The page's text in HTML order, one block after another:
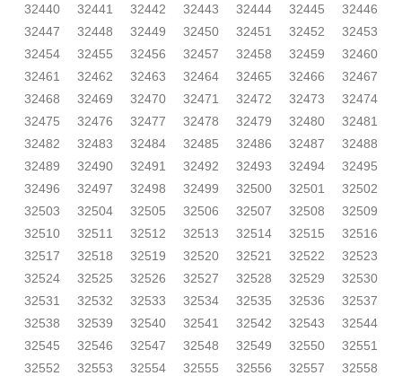
32440
32441 32442 32443 32444 32445
32446
32447
32448 32449 32450 32451 32452
32453
32454
32455 32456 32457 32458 32459
32460
32461
32462 32463 32464 32465 32466
32467
32468
32469 32470 32471 32472 32473
32474
32475
32476 32477 32478 32479 32480
32481
32482
32483 32484 32485 32486 32487
32488
32489
32490 32491 32492 32493 32494
32495
32496
32497 32498 32499 32500 32501
32502
32503
32504 32505 32506 32507 32508
32509
32510
32511 32512 32513 32514 32515
32516
32517
32518 32519 32520 32521 32522
32523
32524
32525 32526 32527 32528 32529
32530
32531
32532 32533 32534 32535 32536
32537
32538
32539 32540 32541 32542 32543
32544
32545
32546 32547 32548 32549 32550
32551
32552
32553 32554 32555 32556 32557
32558